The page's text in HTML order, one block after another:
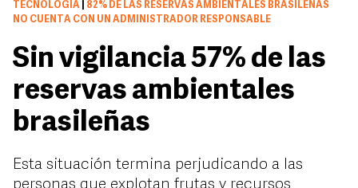
TECNOLOGÍA
82% DE LAS RESERVAS AMBIENTALES BRASILEÑAS
NO CUENTA CON UN ADMINISTRADOR RESPONSABLE
Sin vigilancia 57% de las
reservas ambientales
brasileñas
Esta situación termina perjudicando a las
personas que explotan frutas y recursos